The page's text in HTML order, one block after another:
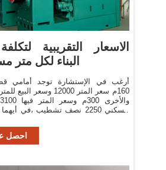
الاسعار التقريبية
البناء لكل
أرغب في الإستشارة توجد أمامي
السكني 2250 نصف تشطيب ،في
احصل